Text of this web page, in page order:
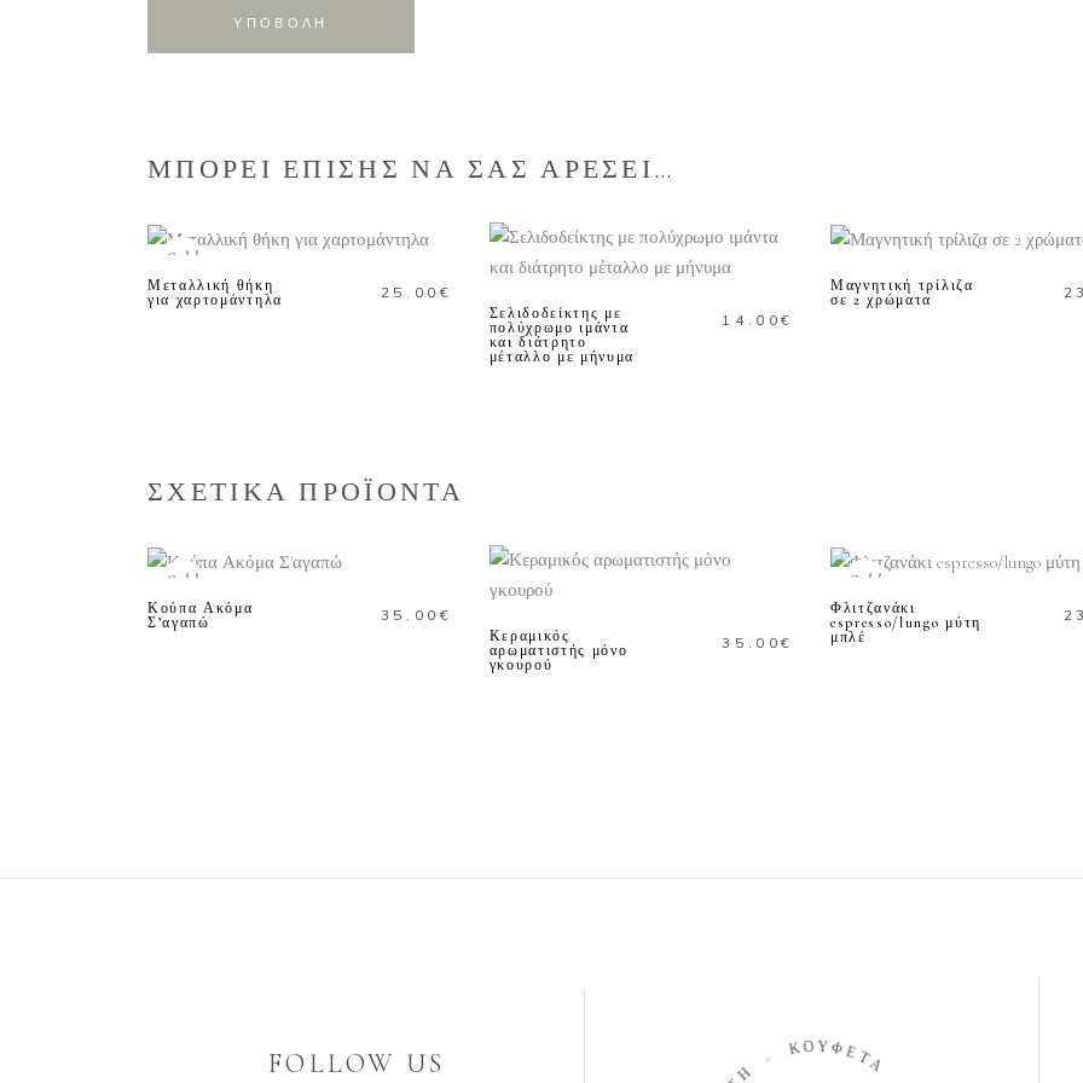
ΜΠΟΡΕΙ ΕΠΙΣΗΣ ΝΑ ΣΑΣ ΑΡΕΣΕΙ…
Sold
Μεταλλική θήκη
για χαρτομάντηλα
25.00 €
ΠΡΟΣΘΗΚΗ ΣΤΟ
Σελιδοδείκτης με
πολύχρωμο ιμάντα
και διάτρητο
μέταλλο με μήνυμα
14.00€
Μαγνητική τρίλιζα
σε 2 χρώματα
ΣΧΕΤΙΚΑ ΠΡΟΪΟΝΤΑ
Sold
Κούπα Ακόμα
Σ’αγαπώ
35.00 €
ΠΡΟΣΘΗΚΗ ΣΤΟ
Κεραμικός
αρωματιστής μόνο
γκουρού
35.00€
Sold
Φλιτζανάκι
espresso/lungo μύτη
μπλέ
FOLLOW US Σ Η
- ΚΟΥΦΕΤ